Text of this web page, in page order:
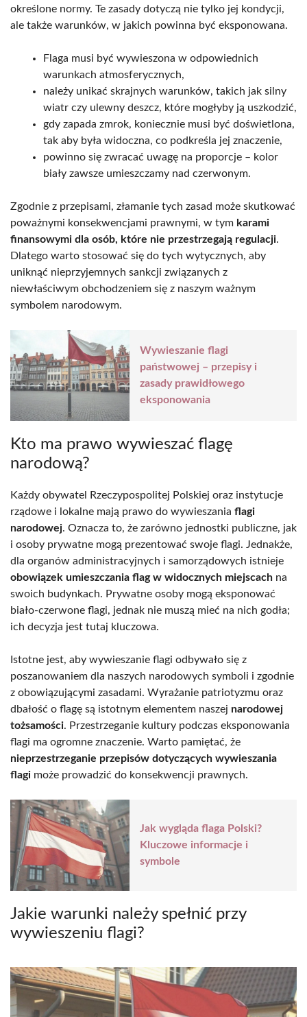
określone normy. Te zasady dotyczą nie tylko jej kondycji,
ale także warunków, w jakich powinna być eksponowana.
Flaga musi być wywieszona w odpowiednich
warunkach atmosferycznych,
należy unikać skrajnych warunków, takich jak silny
wiatr czy ulewny deszcz, które mogłyby ją uszkodzić,
gdy zapada zmrok, koniecznie musi być doświetlona,
tak aby była widoczna, co podkreśla jej znaczenie,
powinno się zwracać uwagę na proporcje – kolor
biały zawsze umieszczamy nad czerwonym.
Zgodnie z przepisami, złamanie tych zasad może skutkować
poważnymi konsekwencjami prawnymi, w tym karami
finansowymi dla osób, które nie przestrzegają regulacji.
Dlatego warto stosować się do tych wytycznych, aby
uniknąć nieprzyjemnych sankcji związanych z
niewłaściwym obchodzeniem się z naszym ważnym
symbolem narodowym.
Wywieszanie flagi
państwowej – przepisy i
zasady prawidłowego
eksponowania
Kto ma prawo wywieszać flagę
narodową?
Każdy obywatel Rzeczypospolitej Polskiej oraz instytucje
rządowe i lokalne mają prawo do wywieszania flagi
narodowej. Oznacza to, że zarówno jednostki publiczne, jak
i osoby prywatne mogą prezentować swoje flagi. Jednakże,
dla organów administracyjnych i samorządowych istnieje
obowiązek umieszczania flag w widocznych miejscach na
swoich budynkach. Prywatne osoby mogą eksponować
biało-czerwone flagi, jednak nie muszą mieć na nich godła;
ich decyzja jest tutaj kluczowa.
Istotne jest, aby wywieszanie flagi odbywało się z
poszanowaniem dla naszych narodowych symboli i zgodnie
z obowiązującymi zasadami. Wyrażanie patriotyzmu oraz
dbałość o flagę są istotnym elementem naszej narodowej
tożsamości. Przestrzeganie kultury podczas eksponowania
flagi ma ogromne znaczenie. Warto pamiętać, że
nieprzestrzeganie przepisów dotyczących wywieszania
flagi może prowadzić do konsekwencji prawnych.
Jak wygląda flaga Polski?
Kluczowe informacje i
symbole
Jakie warunki należy spełnić przy
wywieszeniu flagi?